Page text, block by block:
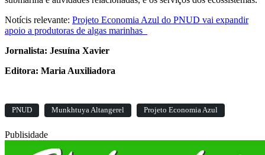
Notícis relevante: Projeto Economia Azul do PNUD vai expandir
apoio a produtoras de algas marinhas
Jornalista: Jesuína Xavier
Editora: Maria Auxiliadora
PNUD Munkhtuya Altangerel Projeto Economia Azul
Publisidade